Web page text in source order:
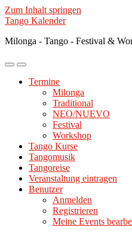
Zum Inhalt springen
Tango Kalender
Milonga - Tango - Festival &
Mobile-
ein-/ausblenden
Suchfeld
ein-/ausblenden
Termine
Milonga
Traditional
NEO/NUEVO
Festival
Workshop
Tango Kurse
Tangomusik
Tangoreise
Veranstaltung eintragen
Benutzer
Anmelden
Registrieren
Meine Events